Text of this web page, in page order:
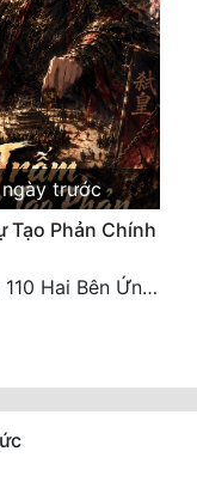
ngày trước
Tạo Phản Chính
Chương 110 Hai Bên Ứng Phó